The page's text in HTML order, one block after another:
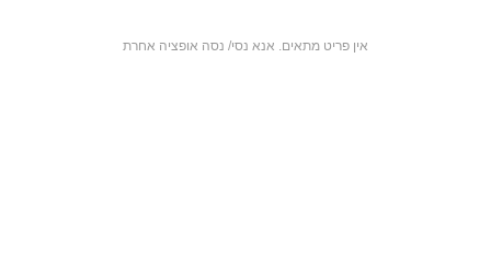
אין פריט מתאים. אנא נסי/ נסה אופציה אחרת